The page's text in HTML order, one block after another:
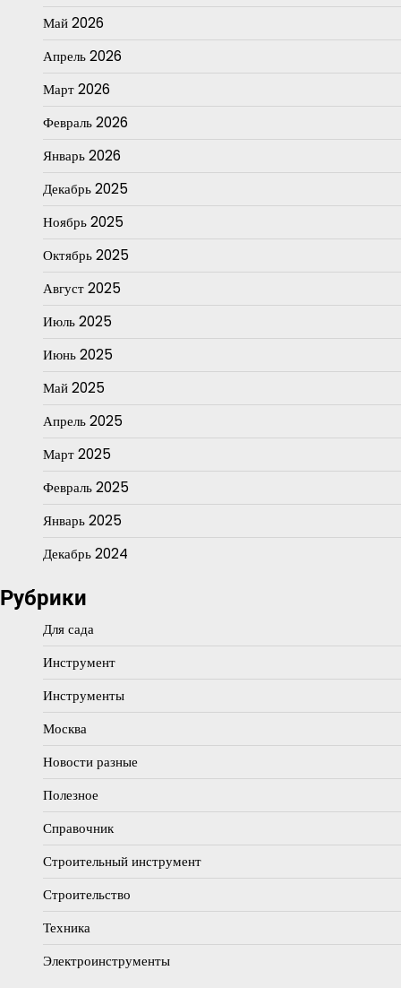
Май 2026
Апрель 2026
Март 2026
Февраль 2026
Январь 2026
Декабрь 2025
Ноябрь 2025
Октябрь 2025
Август 2025
Июль 2025
Июнь 2025
Май 2025
Апрель 2025
Март 2025
Февраль 2025
Январь 2025
Декабрь 2024
Рубрики
Для сада
Инструмент
Инструменты
Москва
Новости разные
Полезное
Справочник
Строительный инструмент
Строительство
Техника
Электроинструменты